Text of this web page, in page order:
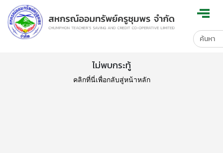
ไม่พบกระทู้
คลิกที่นี่เพื่อกลับสู่หน้าหลัก